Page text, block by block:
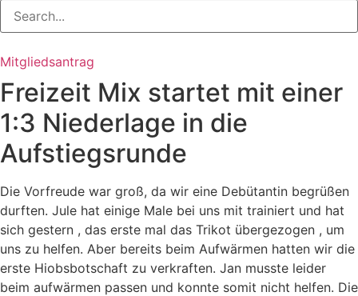
Mitgliedsantrag
Freizeit Mix startet mit einer
1:3 Niederlage in die
Aufstiegsrunde
Die Vorfreude war groß, da wir eine Debütantin begrüßen
durften. Jule hat einige Male bei uns mit trainiert und hat
sich gestern , das erste mal das Trikot übergezogen , um
uns zu helfen. Aber bereits beim Aufwärmen hatten wir die
erste Hiobsbotschaft zu verkraften. Jan musste leider
beim aufwärmen passen und konnte somit nicht helfen. Die